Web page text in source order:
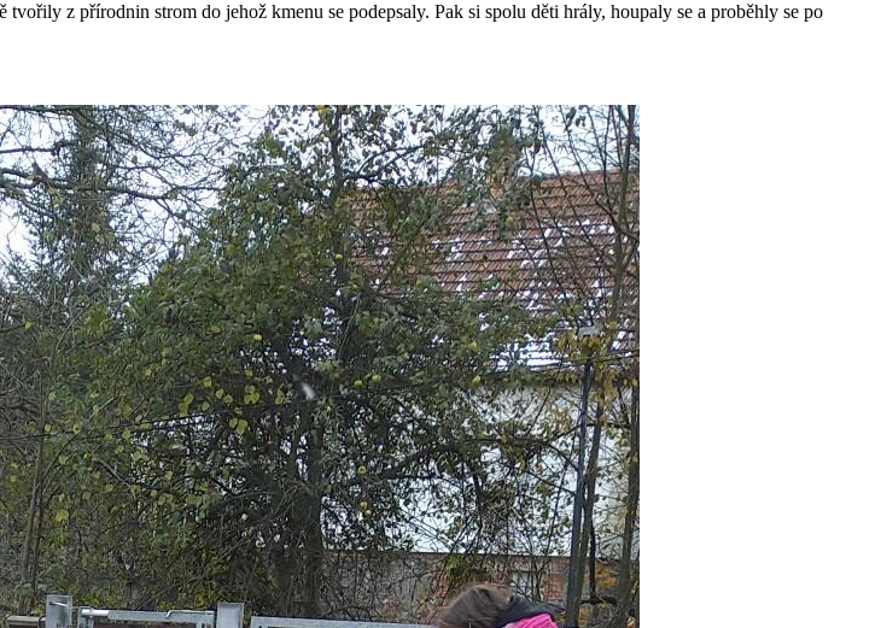
z přírodnin strom do jehož kmenu se podepsaly. Pak si spolu děti hrály, houpaly se a proběhly se po